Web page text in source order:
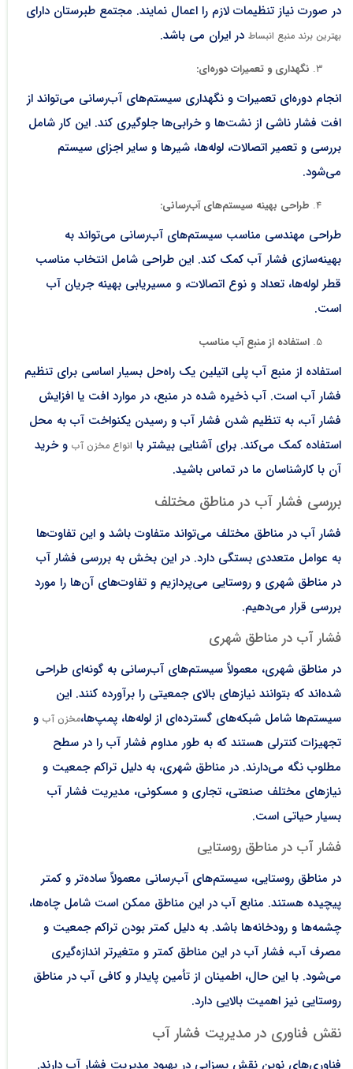
در صورت نیاز تنظیمات لازم را اعمال نمایند. مجتمع طبرستان دارای
بهترین برند منبع انبساط در ایران می باشد.
نگهداری و تعمیرات دوره‌ای:
انجام دوره‌ای تعمیرات و نگهداری سیستم‌های آب‌رسانی می‌تواند از
افت فشار ناشی از نشت‌ها و خرابی‌ها جلوگیری کند. این کار شامل
بررسی و تعمیر اتصالات، لوله‌ها، شیرها و سایر اجزای سیستم
می‌شود.
طراحی بهینه سیستم‌های آب‌رسانی:
طراحی مهندسی مناسب سیستم‌های آب‌رسانی می‌تواند به
بهینه‌سازی فشار آب کمک کند. این طراحی شامل انتخاب مناسب
قطر لوله‌ها، تعداد و نوع اتصالات، و مسیریابی بهینه جریان آب
است.
استفاده از منبع آب مناسب
استفاده از منبع آب پلی اتیلین یک راه‌حل بسیار اساسی برای تنظیم
فشار آب است. آب ذخیره شده در منبع، در موارد افت یا افزایش
فشار آب، به تنظیم شدن فشار آب و رسیدن یکنواخت آب به محل
استفاده کمک می‌کند. برای آشنایی بیشتر با انواع مخزن آب و خرید
آن با کارشناسان ما در تماس باشید.
بررسی فشار آب در مناطق مختلف
فشار آب در مناطق مختلف می‌تواند متفاوت باشد و این تفاوت‌ها
به عوامل متعددی بستگی دارد. در این بخش به بررسی فشار آب
در مناطق شهری و روستایی می‌پردازیم و تفاوت‌های آن‌ها را مورد
بررسی قرار می‌دهیم.
فشار آب در مناطق شهری
در مناطق شهری، معمولاً سیستم‌های آب‌رسانی به گونه‌ای طراحی
شده‌اند که بتوانند نیازهای بالای جمعیتی را برآورده کنند. این
سیستم‌ها شامل شبکه‌های گسترده‌ای از لوله‌ها، پمپ‌ها،مخزن آب و
تجهیزات کنترلی هستند که به طور مداوم فشار آب را در سطح
مطلوب نگه می‌دارند. در مناطق شهری، به دلیل تراکم جمعیت و
نیازهای مختلف صنعتی، تجاری و مسکونی، مدیریت فشار آب
بسیار حیاتی است.
فشار آب در مناطق روستایی
در مناطق روستایی، سیستم‌های آب‌رسانی معمولاً ساده‌تر و کمتر
پیچیده هستند. منابع آب در این مناطق ممکن است شامل چاه‌ها،
چشمه‌ها و رودخانه‌ها باشد. به دلیل کمتر بودن تراکم جمعیت و
مصرف آب، فشار آب در این مناطق کمتر و متغیرتر اندازه‌گیری
می‌شود. با این حال، اطمینان از تأمین پایدار و کافی آب در مناطق
روستایی نیز اهمیت بالایی دارد.
نقش فناوری در مدیریت فشار آب